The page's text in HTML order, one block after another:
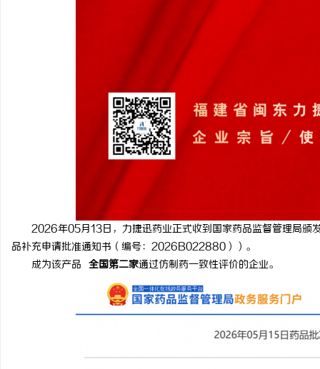
2026年05月13日，力捷迅药业正式收到国家药品监督管理局颁
品补充申请批准通知书（编号：2026B022880））。
成为该产品 全国第二家通过仿制药一致性评价的企业。